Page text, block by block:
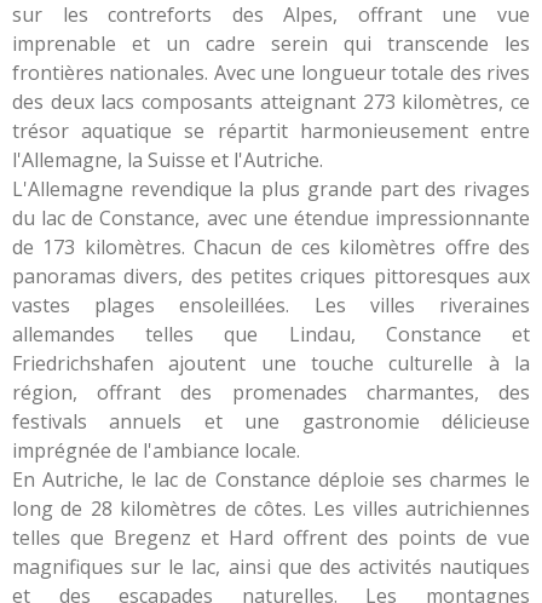
sur les contreforts des Alpes, offrant une vue
imprenable et un cadre serein qui transcende les
frontières nationales. Avec une longueur totale des rives
des deux lacs composants atteignant 273 kilomètres, ce
trésor aquatique se répartit harmonieusement entre
l'Allemagne, la Suisse et l'Autriche.
L'Allemagne revendique la plus grande part des rivages
du lac de Constance, avec une étendue impressionnante
de 173 kilomètres. Chacun de ces kilomètres offre des
panoramas divers, des petites criques pittoresques aux
vastes plages ensoleillées. Les villes riveraines
allemandes telles que Lindau, Constance et
Friedrichshafen ajoutent une touche culturelle à la
région, offrant des promenades charmantes, des
festivals annuels et une gastronomie délicieuse
imprégnée de l'ambiance locale.
En Autriche, le lac de Constance déploie ses charmes le
long de 28 kilomètres de côtes. Les villes autrichiennes
telles que Bregenz et Hard offrent des points de vue
magnifiques sur le lac, ainsi que des activités nautiques
et des escapades naturelles. Les montagnes